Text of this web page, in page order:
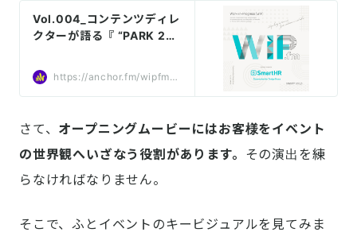
Vol.004_コンテンツディレ
クターが語る『 “PARK 202
https://anchor.fm/wipfm/e
pisodes/Vol-004_-PARK-
さて、 オープニングムービーにはお客様をイベント
の世界観へいざなう役割があります。
その演出を練
らなければなりません。
そこで、ふとイベントのキービジュアルを見てみま